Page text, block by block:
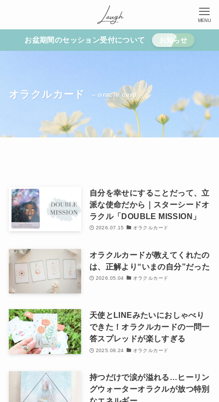
MENU
お盆期間のセッション受付について お知らせ
オラクルカード – oracle card –
自分を幸せにすることだって、立
派な使命だから｜スターシードオ
ラクル「DOUBLE MISSION」
2026.07.15 オラクルカード
オラクルカードが教えてくれたの
は、正解より“いまの自分”だった
2026.05.04 オラクルカード
天使とLINEみたいにおしゃべり
できた！オラクルカードの一問一
答スプレッドが楽しすぎる
2025.08.24 オラクルカード
持つだけで涙が溢れる…ヒーリン
グウォーターオラクルが放つ特別